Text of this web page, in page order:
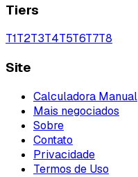
Tiers
T1T2T3T4T5T6T7T8
Site
Calculadora Manual
Mais negociados
Sobre
Contato
Privacidade
Termos de Uso